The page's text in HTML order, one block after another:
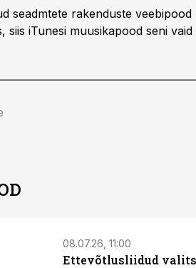
seadmtete rakenduste
siis iTunesi muusikapood seni vaid
08.07.26, 11:00
Ettevõtlusliidud